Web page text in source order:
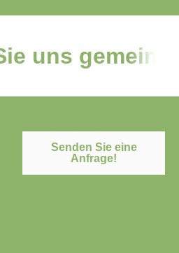
uns
Senden Sie eine
Anfrage!